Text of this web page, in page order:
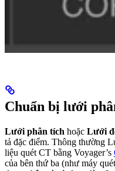
Chuẩn bị lưới
Lưới phân tích hoặc Lưới
tả đặc điểm. Thông thường
liệu quét CT bằng Voyager’s
của bên thứ ba (như máy